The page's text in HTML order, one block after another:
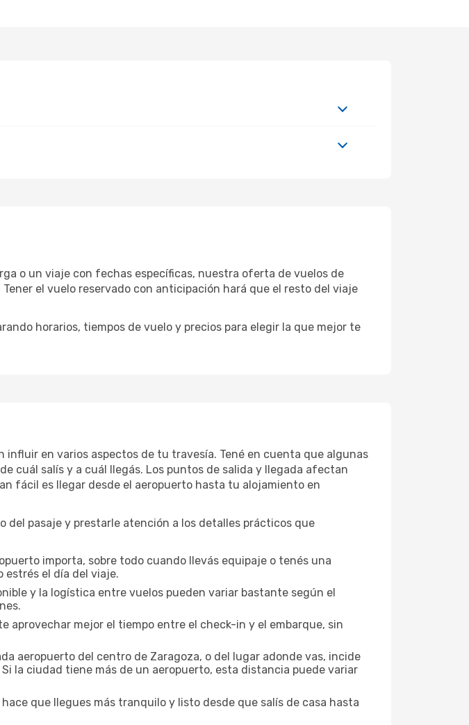
o un viaje con fechas específicas, nuestra oferta de vuelos de
el vuelo reservado con anticipación hará que el resto del viaje
horarios, tiempos de vuelo y precios para elegir la que mejor te
influir en varios aspectos de tu travesía. Tené en cuenta que algunas
cuál salís y a cuál llegás. Los puntos de salida y llegada afectan
fácil es llegar desde el aeropuerto hasta tu alojamiento en
del pasaje y prestarle atención a los detalles prácticos que
importa, sobre todo cuando llevás equipaje o tenés una
estrés el día del viaje.
y la logística entre vuelos pueden variar bastante según el
aprovechar mejor el tiempo entre el check-in y el embarque, sin
aeropuerto del centro de Zaragoza, o del lugar adonde vas, incide
la ciudad tiene más de un aeropuerto, esta distancia puede variar
que llegues más tranquilo y listo desde que salís de casa hasta